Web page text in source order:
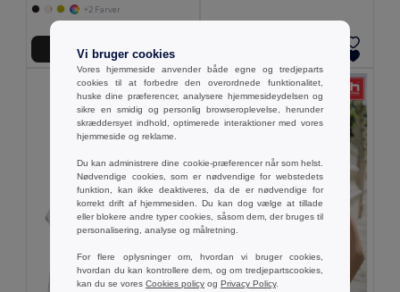
+2 Farver
Tilføj Til Kurv
Vi bruger cookies
Vores hjemmeside anvender både egne og tredjeparts
cookies til at forbedre den overordnede funktionalitet,
huske dine præferencer, analysere hjemmesideydelsen og
sikre en smidig og personlig browseroplevelse, herunder
skræddersyet indhold, optimerede interaktioner med vores
hjemmeside og reklame.
Du kan administrere dine cookie-præferencer når som helst.
Nødvendige cookies, som er nødvendige for webstedets
funktion, kan ikke deaktiveres, da de er nødvendige for
korrekt drift af hjemmesiden. Du kan dog vælge at tillade
eller blokere andre typer cookies, såsom dem, der bruges til
personalisering, analyse og målretning.
For flere oplysninger om, hvordan vi bruger cookies,
hvordan du kan kontrollere dem, og om tredjepartscookies,
kan du se vores Cookies policy og Privacy Policy.